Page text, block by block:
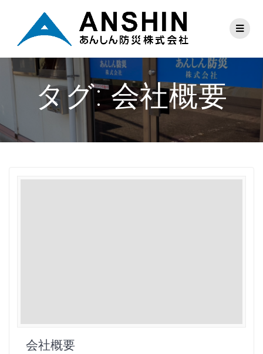
タグ:会社概要
会社概要